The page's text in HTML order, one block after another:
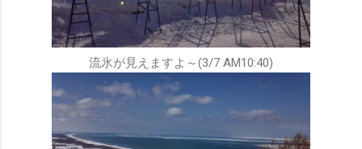
流氷が見えますよ～(3/7 AM10:40)